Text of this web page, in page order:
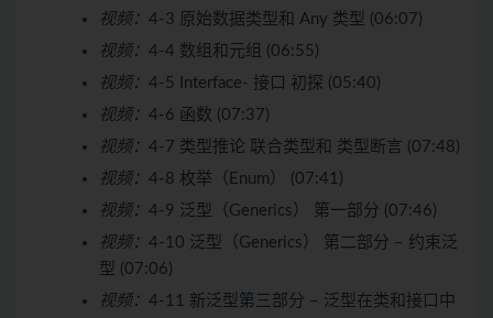
视频： 4-3 原始数据类型和 Any 类型 (06:07)
视频： 4-4 数组和元组 (06:55)
视频： 4-5 Interface- 接口 初探 (05:40)
视频： 4-6 函数 (07:37)
视频： 4-7 类型推论 联合类型和 类型断言 (07:48)
视频： 4-8 枚举（Enum） (07:41)
视频： 4-9 泛型（Generics） 第一部分 (07:46)
视频： 4-10 泛型（Generics） 第二部分 – 约束泛
型 (07:06)
视频： 4-11 新泛型第三部分 – 泛型在类和接口中